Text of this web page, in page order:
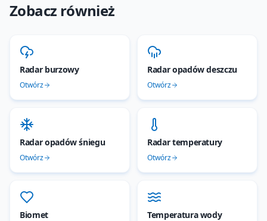
Zobacz również
Radar burzowy
Otwórz
Radar opadów deszczu
Otwórz
Radar opadów śniegu
Otwórz
Radar temperatury
Otwórz
Biomet Temperatura wody